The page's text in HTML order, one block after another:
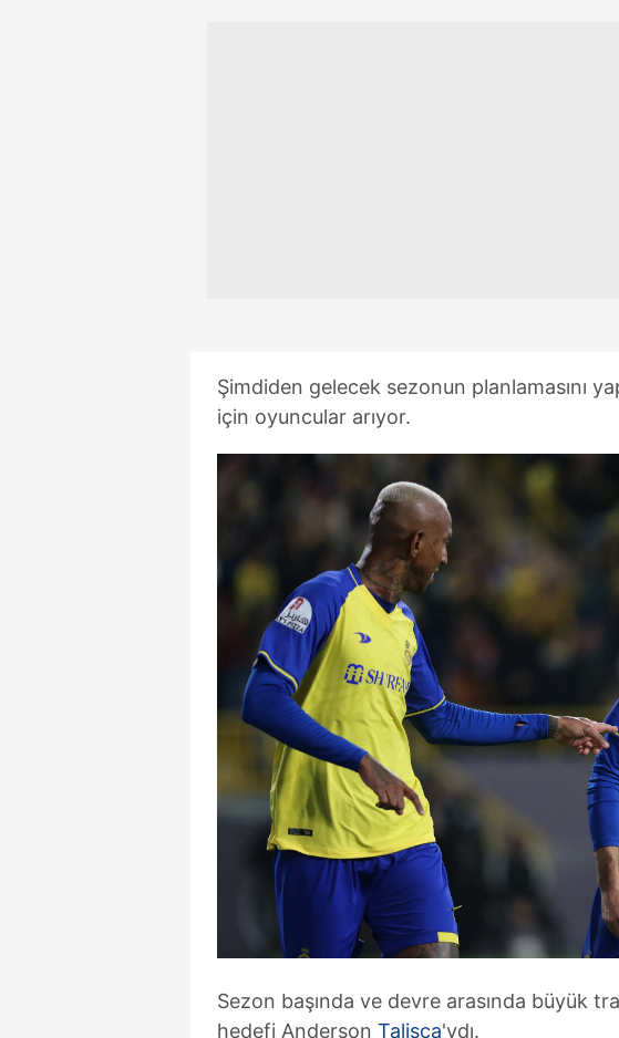
Şimdiden gelecek sezonun planlamasını
için oyuncular arıyor.
Sezon başında ve devre arasında büyük
hedefi Anderson Talisca'ydı.